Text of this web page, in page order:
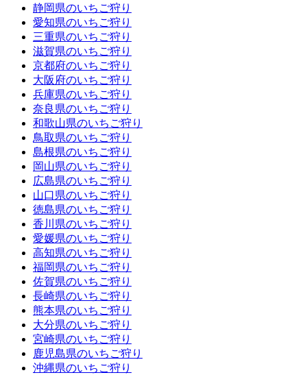
静岡県のいちご狩り
愛知県のいちご狩り
三重県のいちご狩り
滋賀県のいちご狩り
京都府のいちご狩り
大阪府のいちご狩り
兵庫県のいちご狩り
奈良県のいちご狩り
和歌山県のいちご狩り
鳥取県のいちご狩り
島根県のいちご狩り
岡山県のいちご狩り
広島県のいちご狩り
山口県のいちご狩り
徳島県のいちご狩り
香川県のいちご狩り
愛媛県のいちご狩り
高知県のいちご狩り
福岡県のいちご狩り
佐賀県のいちご狩り
長崎県のいちご狩り
熊本県のいちご狩り
大分県のいちご狩り
宮崎県のいちご狩り
鹿児島県のいちご狩り
沖縄県のいちご狩り